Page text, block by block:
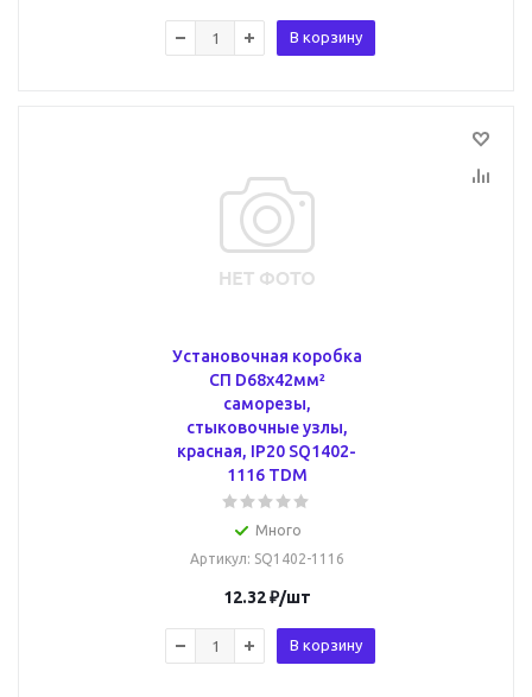
В корзину
Установочная коробка
СП D68х42мм²
саморезы,
стыковочные узлы,
красная, IP20 SQ1402-
1116 TDM
Много
Артикул: SQ1402-1116
12.32₽/шт
В корзину